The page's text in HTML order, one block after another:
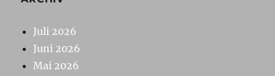
Juli 2026
Juni 2026
Mai 2026